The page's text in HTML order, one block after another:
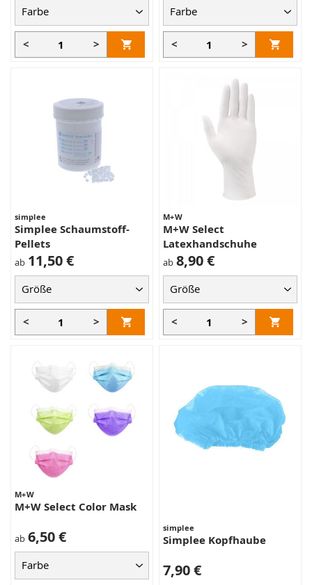
< > < >
simplee
Simplee Schaumstoff-
Pellets
ab 11,50 €
< >
M+W
M+W Select
Latexhandschuhe
ab 8,90 €
< >
M+W
M+W Select Color Mask
ab 6,50 € simplee
Simplee Kopfhaube
7,90 €